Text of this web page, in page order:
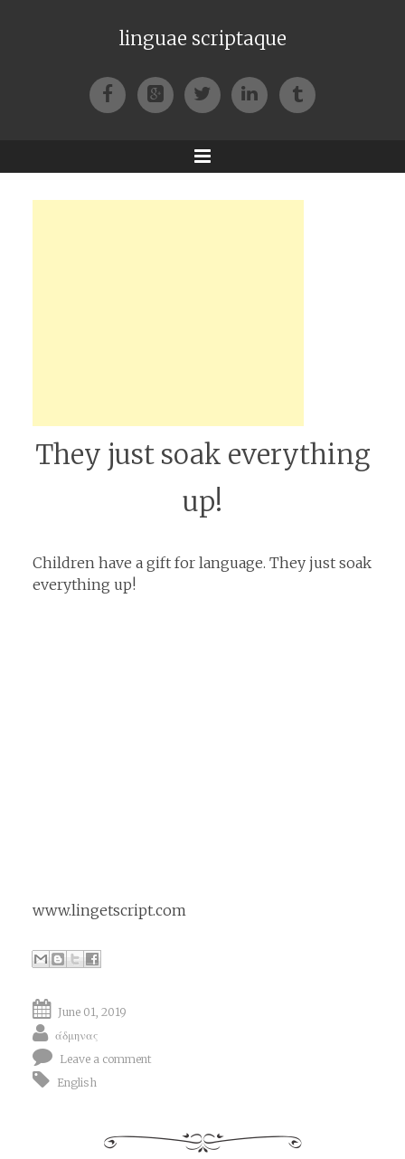
linguae scriptaque
FacebookGoogle+TwitterLinkedIn
Tumblr
Menu
They just soak everything
up!
Children have a gift for language. They just soak
everything up!
www.lingetscript.com
June 01, 2019
άδμηνας
Leave a comment
English